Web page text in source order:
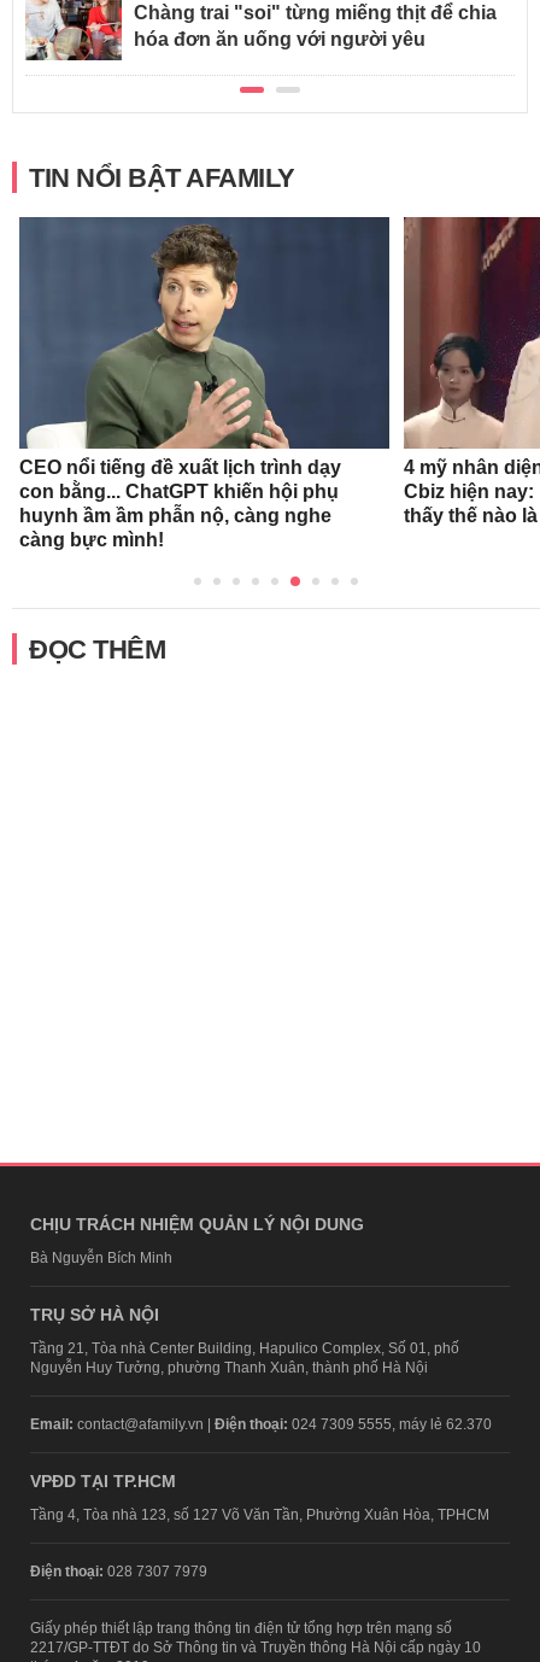
Chàng trai "soi" từng miếng thịt để chia
hóa đơn ăn uống với người yêu
TIN NỔI BẬT AFAMILY
CEO nổi tiếng đề xuất lịch trình dạy
con bằng... ChatGPT khiến hội phụ
huynh ầm ầm phẫn nộ, càng nghe
càng bực mình!
4 mỹ nhân
Cbiz hiện nay:
thấy thế nào
ĐỌC THÊM
CHỊU TRÁCH NHIỆM QUẢN LÝ NỘI DUNG
Bà Nguyễn Bích Minh
TRỤ SỞ HÀ NỘI
Tầng 21, Tòa nhà Center Building, Hapulico Complex, Số 01, phố
Nguyễn Huy Tưởng, phường Thanh Xuân, thành phố Hà Nội
Email: contact@afamily.vn | Điện thoại: 024 7309 5555, máy lẻ 62.370
VPĐD TẠI TP.HCM
Tầng 4, Tòa nhà 123, số 127 Võ Văn Tần, Phường Xuân Hòa, TPHCM
Điện thoại: 028 7307 7979
Giấy phép thiết lập trang thông tin điện tử tổng hợp trên mạng số
2217/GP-TTĐT do Sở Thông tin và Truyền thông Hà Nội cấp ngày 10